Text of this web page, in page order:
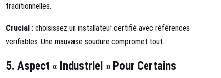
traditionnelles.
Crucial : choisissez un installateur certifié avec références
vérifiables. Une mauvaise soudure compromet tout.
5. Aspect « Industriel » Pour Certains